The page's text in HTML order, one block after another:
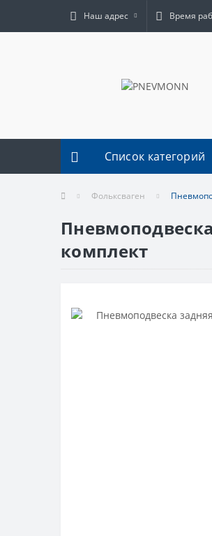
Наш адрес Время
Список категорий
Фольксваген
комплект